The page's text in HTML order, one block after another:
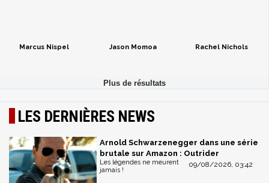
Marcus Nispel Jason Momoa Rachel Nichols
LES DERNIÈRES NEWS
Arnold Schwarzenegger dans une série
brutale sur Amazon : Outrider
09/08/2026, 03:42
Les légendes ne meurent
jamais !